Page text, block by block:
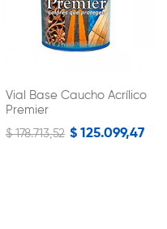
Vial Base Caucho Acrílico
Premier
$ 178.713,52 $ 125.099,47